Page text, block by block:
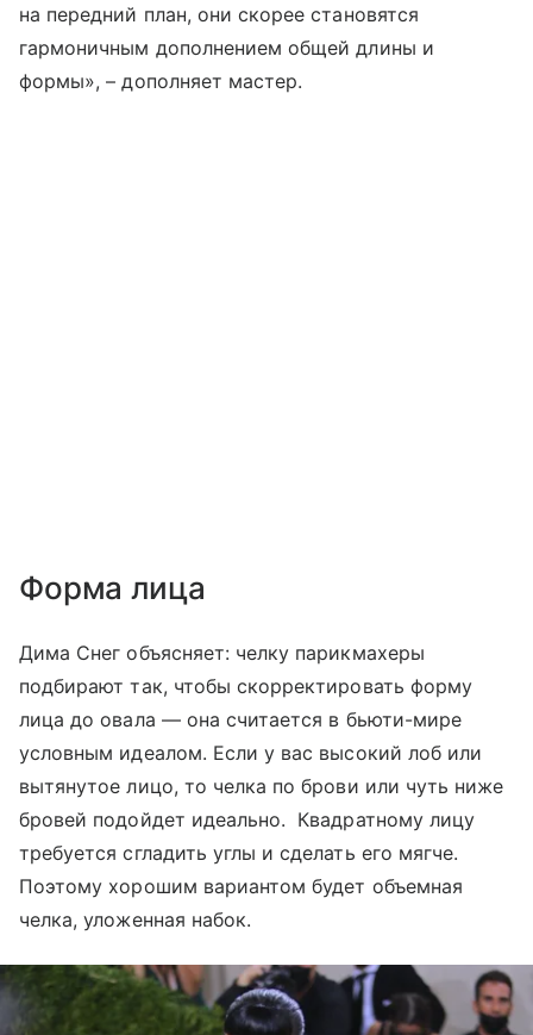
на передний план, они скорее становятся
гармоничным дополнением общей длины и
формы», – дополняет мастер.
Форма лица
Дима Снег объясняет: челку парикмахеры
подбирают так, чтобы скорректировать форму
лица до овала — она считается в бьюти-мире
условным идеалом. Если у вас высокий лоб или
вытянутое лицо, то челка по брови или чуть ниже
бровей подойдет идеально. Квадратному лицу
требуется сгладить углы и сделать его мягче.
Поэтому хорошим вариантом будет объемная
челка, уложенная набок.